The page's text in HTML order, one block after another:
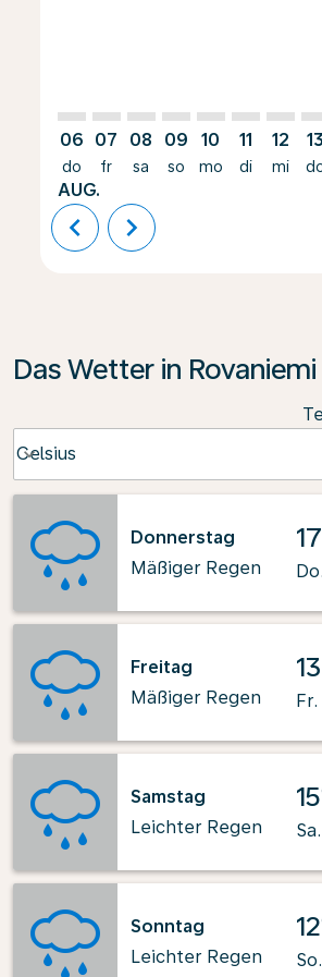
06
do
AUG.
07
fr
08
sa
09
so
10
mo
11
di
12
mi
13
chevron_left chevron_right
Das Wetter in Rovaniemi
Celsius
keyboard_arrow_down
Donnerstag
Mäßiger Regen
Freitag
Mäßiger Regen
Samstag
Leichter Regen
Sonntag
Leichter Regen